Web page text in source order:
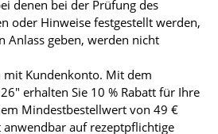
denen bei der Prüfung des
oder Hinweise festgestellt werden,
Anlass geben, werden nicht
Kundenkonto. Mit dem
erhalten Sie 10 % Rabatt für Ihre
Mindestbestellwert von 49 €
auf rezeptpflichtige